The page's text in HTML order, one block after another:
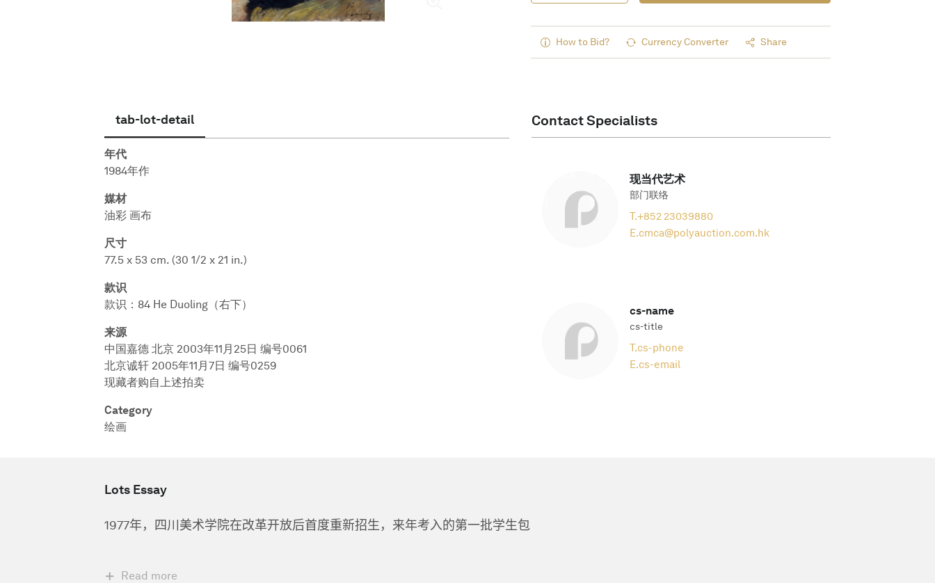
How to Bid? Currency Converter Share
tab-lot-detail
年代
1984年作
媒材
油彩 画布
尺寸
77.5 x 53 cm. (30 1/2 x 21 in.)
款识
款识：84 He Duoling（右下）
来源
中国嘉德 北京 2003年11月25日 编号0061
北京诚轩 2005年11月7日 编号0259
现藏者购自上述拍卖
Category
绘画
Contact Specialists
现当代艺术
部门联络
T.+852 23039880
E.cmca@polyauction.com.hk
cs-name
cs-title
T.cs-phone
E.cs-email
Lots Essay
1977年，四川美术学院在改革开放后首度重新招生，来年考入的第一批学生包
Read more